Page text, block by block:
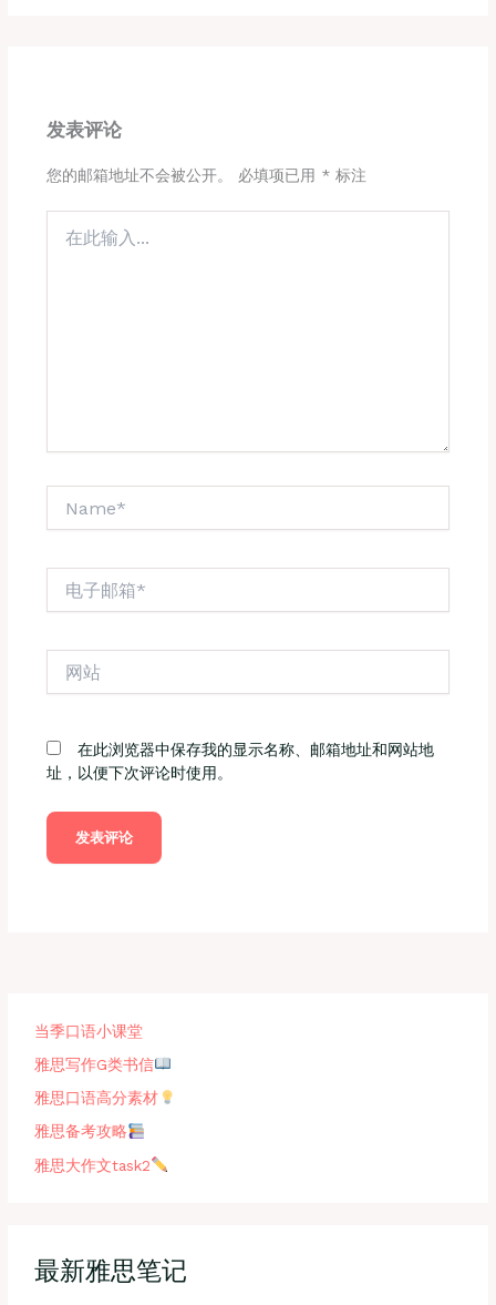
发表评论
您的邮箱地址不会被公开。 必填项已用 *标注
在此浏览器中保存我的显示名称、邮箱地址和网站地
址，以便下次评论时使用。
当季口语小课堂
雅思写作G类书信
雅思口语高分素材
雅思备考攻略
雅思大作文task2
最新雅思笔记